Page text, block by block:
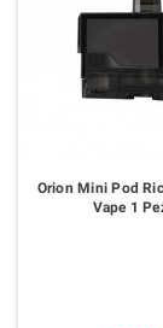
Orion Mini Pod
Vape 1